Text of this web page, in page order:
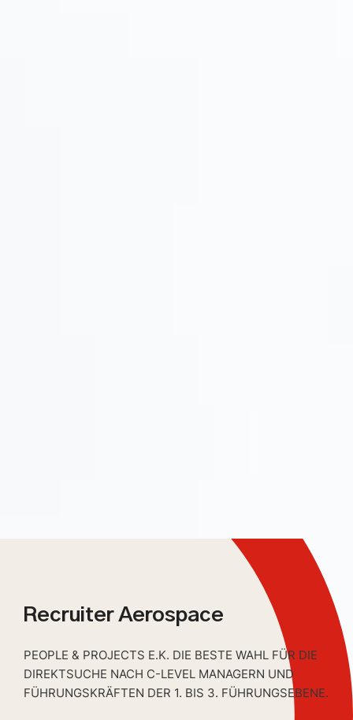
Recruiter Aerospace
PEOPLE & PROJECTS E.K. DIE BESTE WAHL FÜR DIE
DIREKTSUCHE NACH C-LEVEL MANAGERN UND
FÜHRUNGSKRÄFTEN DER 1. BIS 3. FÜHRUNGSEBENE.